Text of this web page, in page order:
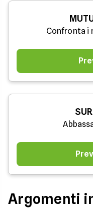
Confronta i
Argomenti